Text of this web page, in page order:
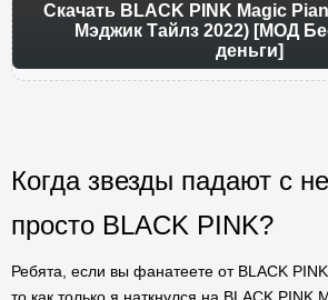
Скачать BLACK PINK Magic
Мэджик Тайлз 2022) [МОД
деньги]
Когда звезды падают с
просто BLACK PINK?
Ребята, если вы фанатеете от BLACK